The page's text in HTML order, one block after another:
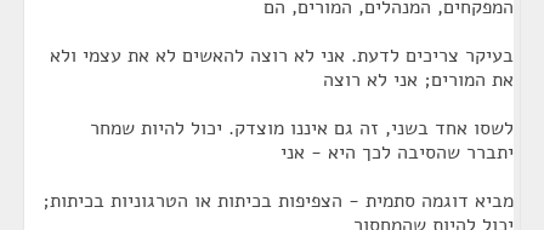
המפקחים, המנהלים, המורים, הם
בעיקר צריכים לדעת. אני לא רוצה להאשים לא את עצמי ולא
את המורים; אני לא רוצה
לשסו אחד בשני, זה גם איננו מוצדק. יכול להיות שמחר
יתברר שהסיבה לכך היא - אני
מביא דוגמה סתמית - הצפיפות בכיתות או הטרגוניות בכיתות;